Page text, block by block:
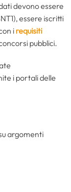
devono essere
essere iscritti
i requisiti
pubblici.
i portali delle
argomenti